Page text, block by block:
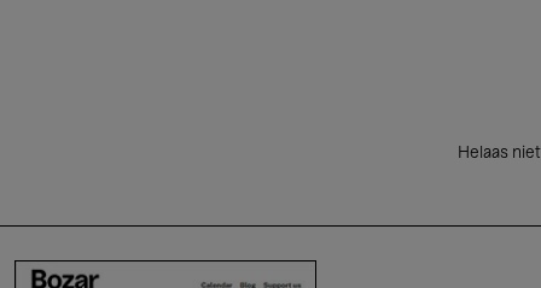
Helaas